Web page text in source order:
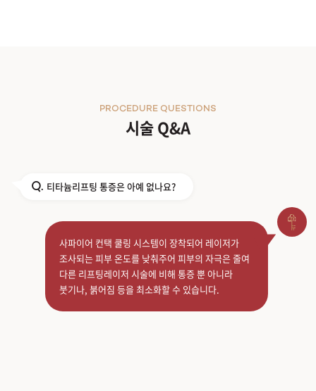
시술 Q&A
PROCEDURE QUESTIONS
Q. 티타늄리프팅 통증은 아예 없나요?
사파이어 컨택 쿨링 시스템이 장착되어 레이저가
조사되는 피부 온도를 낮춰주어 피부의 자극은 줄여
다른 리프팅레이저 시술에 비해 통증 뿐 아니라
붓기나, 붉어짐 등을 최소화할 수 있습니다.